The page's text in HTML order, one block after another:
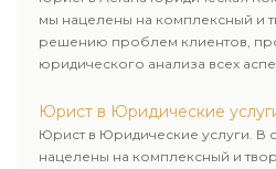
мы нацелены на комплексный и
решению проблем клиентов,
юридического анализа всех
Юрист в Юридические
Юрист в Юридические услуги. В
нацелены на комплексный и